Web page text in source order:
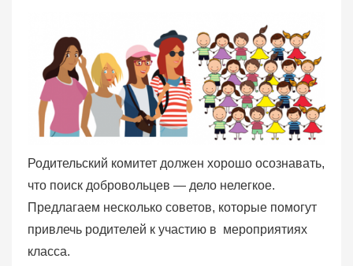
Родительский комитет должен хорошо осознавать,
что поиск добровольцев — дело нелегкое.
Предлагаем несколько советов, которые помогут
привлечь родителей к участию в мероприятиях
класса.